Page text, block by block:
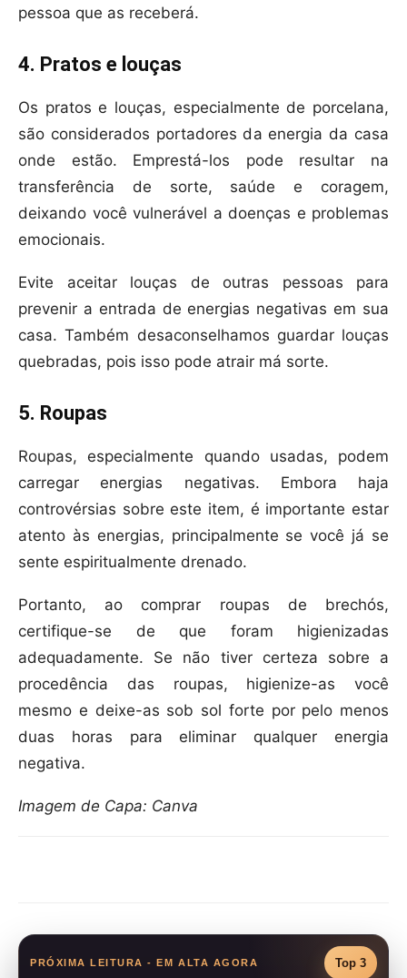
pessoa que as receberá.
4. Pratos e louças
Os pratos e louças, especialmente de porcelana,
são considerados portadores da energia da casa
onde estão. Emprestá-los pode resultar na
transferência de sorte, saúde e coragem,
deixando você vulnerável a doenças e problemas
emocionais.
Evite aceitar louças de outras pessoas para
prevenir a entrada de energias negativas em sua
casa. Também desaconselhamos guardar louças
quebradas, pois isso pode atrair má sorte.
5. Roupas
Roupas, especialmente quando usadas, podem
carregar energias negativas. Embora haja
controvérsias sobre este item, é importante estar
atento às energias, principalmente se você já se
sente espiritualmente drenado.
Portanto, ao comprar roupas de brechós,
certifique-se de que foram higienizadas
adequadamente. Se não tiver certeza sobre a
procedência das roupas, higienize-as você
mesmo e deixe-as sob sol forte por pelo menos
duas horas para eliminar qualquer energia
negativa.
Imagem de Capa: Canva
PRÓXIMA LEITURA - EM ALTA AGORA Top 3